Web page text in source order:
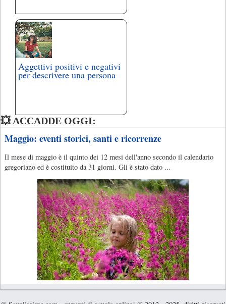
Aggettivi positivi e negativi
per descrivere una persona
💥 ACCADDE OGGI:
Maggio: eventi storici, santi e ricorrenze
Il mese di maggio è il quinto dei 12 mesi dell'anno secondo il calendario
gregoriano ed è costituito da 31 giorni. Gli è stato dato ...